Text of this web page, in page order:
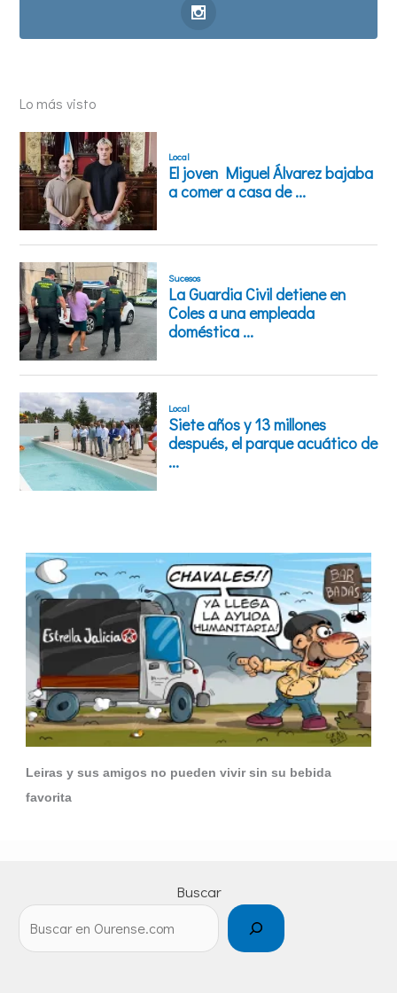
Lo más visto
Leiras y sus amigos no pueden vivir sin su bebida
favorita
Buscar